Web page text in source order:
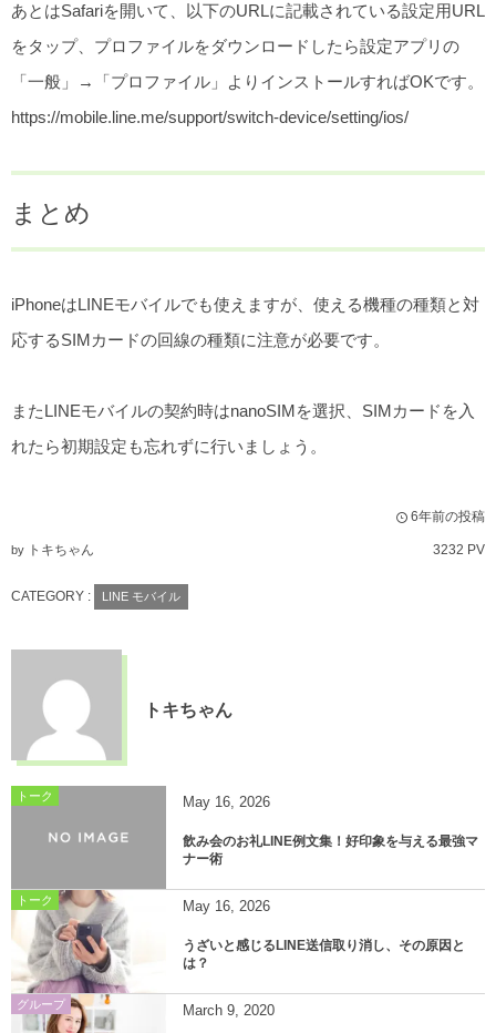
あとはSafariを開いて、以下のURLに記載されている設定用URL
をタップ、プロファイルをダウンロードしたら設定アプリの
「一般」→「プロファイル」よりインストールすればOKです。
https://mobile.line.me/support/switch-device/setting/ios/
まとめ
iPhoneはLINEモバイルでも使えますが、使える機種の種類と対
応するSIMカードの回線の種類に注意が必要です。
またLINEモバイルの契約時はnanoSIMを選択、SIMカードを入
れたら初期設定も忘れずに行いましょう。
6年前の投稿
by トキちゃん 3232 PV
CATEGORY : LINE モバイル
トキちゃん
トーク May 16, 2026
飲み会のお礼LINE例文集！好印象を与える最強マ
ナー術
トーク May 16, 2026
うざいと感じるLINE送信取り消し、その原因と
は？
グループ March 9, 2020